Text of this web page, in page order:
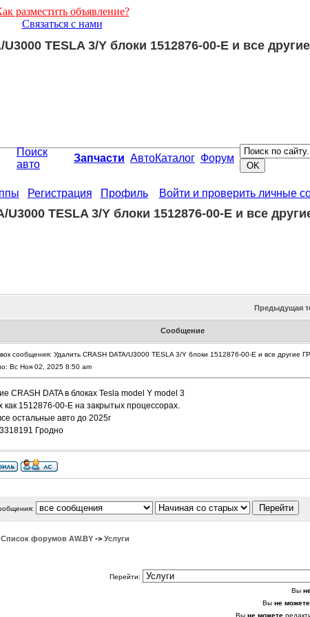
разместить объявление?
Связаться с нами
TESLA 3/Y блоки 1512876-00-E и все
Поиск
авто
Запчасти АвтоКаталог Форум
Регистрация Профиль Войти и проверить личные
U3000 TESLA 3/Y блоки 1512876-00-E и все
Предыдущая
Сообщение
сообщения: Удалить CRASH DATA/U3000 TESLA 3/Y блоки 1512876-00-E и все другие
Вс Ноя 02, 2025 8:50 am
CRASH DATA в блоках Tesla model Y model 3
как 1512876-00-E на закрытых процессорах.
остальные авто до 2025г
Гродно
Список форумов АW.BY -> Услуги
Перейти:
Вы
Вы не можете
Вы не можете